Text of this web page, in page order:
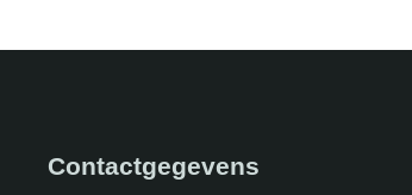
Contactgegevens